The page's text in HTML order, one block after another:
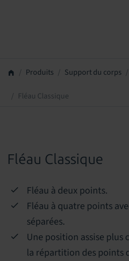
Produits Support du corps
Fléau Classique
Fléau Classique
Fléau à deux points.
Fléau à quatre points
séparées.
Une position assise plus
la répartition des points